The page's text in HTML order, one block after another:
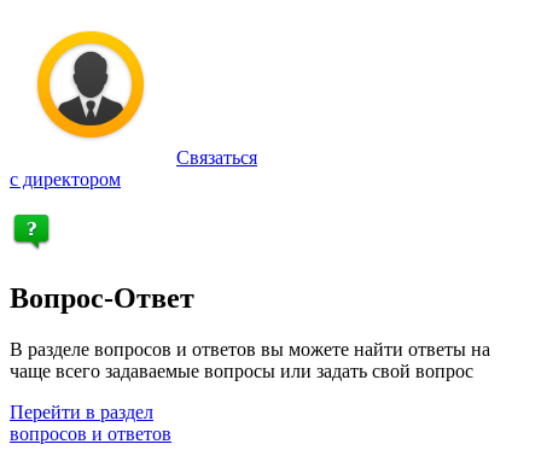
Связаться
с директором
Вопрос-Ответ
В разделе вопросов и ответов вы можете найти ответы на
чаще всего задаваемые вопросы или задать свой вопрос
Перейти в раздел
вопросов и ответов